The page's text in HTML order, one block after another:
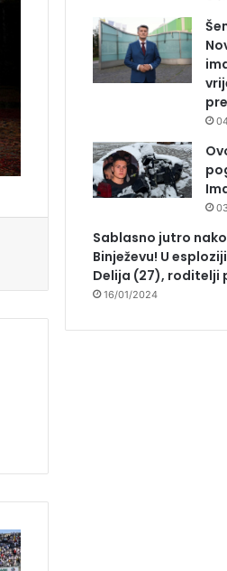
Sablasno jutro
Binježevu! U
Delija (27), roditelji
16/01/2024